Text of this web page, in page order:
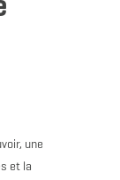
une
et la